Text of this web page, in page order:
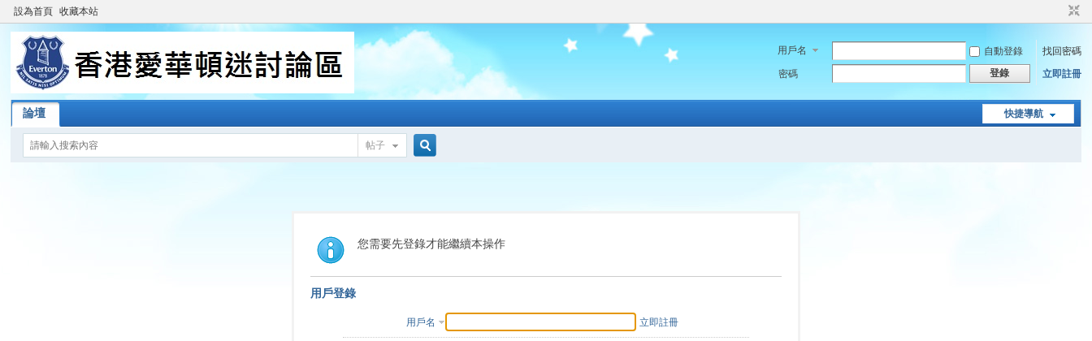
設為首頁 收藏本站
用戶名 自動登錄
找回密碼
密碼
登錄 立即註冊
快捷導航
論壇
帖子
索
您需要先登錄才能繼續本操作
用戶登錄
用戶名 立即註冊